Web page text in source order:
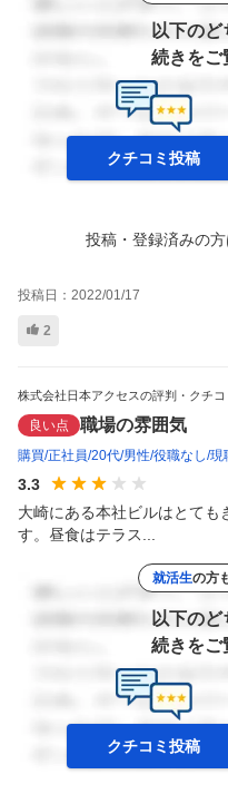
以下の
続きをご
クチコミ投稿
投稿・登録済みの方
投稿日： 2022/01/17
2
株式会社日本アクセスの評判・クチコ
良い点 職場の雰囲気
購買 正社員 20代 男性 役職なし 現
3.3
大崎にある本社ビルはとて
す。昼食はテラス...
就活生の方
以下の
続きをご
クチコミ投稿